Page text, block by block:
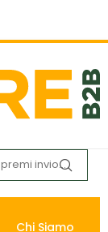
Chi Siamo